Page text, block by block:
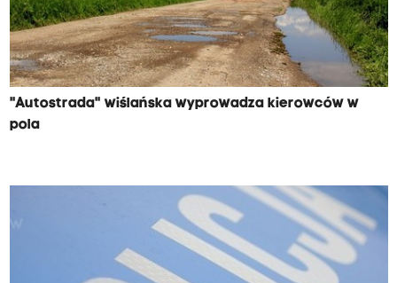
"Autostrada" wiślańska wyprowadza kierowców w
pola